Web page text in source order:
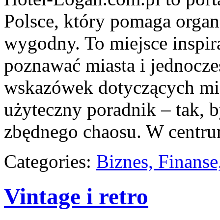
Polsce, który pomaga
wygodny. To miejsce
poznawać miasta i
wskazówek dotyczących
użyteczny poradnik – tak,
zbędnego chaosu. W
Categories: Biznes,
Vintage i retro